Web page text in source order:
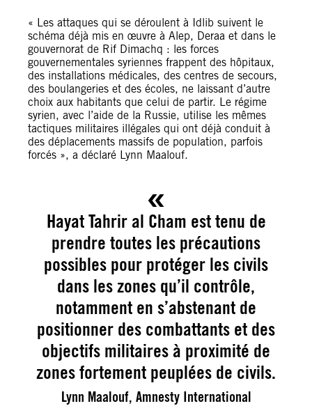
« Les attaques qui se déroulent à Idlib suivent le
schéma déjà mis en œuvre à Alep, Deraa et dans le
gouvernorat de Rif Dimachq : les forces
gouvernementales syriennes frappent des hôpitaux,
des installations médicales, des centres de secours,
des boulangeries et des écoles, ne laissant d’autre
choix aux habitants que celui de partir. Le régime
syrien, avec l’aide de la Russie, utilise les mêmes
tactiques militaires illégales qui ont déjà conduit à
des déplacements massifs de population, parfois
forcés », a déclaré Lynn Maalouf.
Hayat Tahrir al Cham est tenu de
prendre toutes les précautions
possibles pour protéger les civils
dans les zones qu’il contrôle,
notamment en s’abstenant de
positionner des combattants et des
objectifs militaires à proximité de
zones fortement peuplées de civils.
Lynn Maalouf, Amnesty International